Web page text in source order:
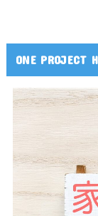
ONE PROJECT